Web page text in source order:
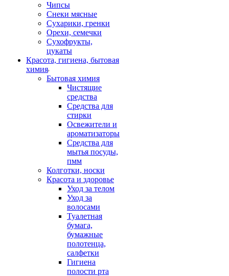
Чипсы
Снеки мясные
Сухарики, гренки
Орехи, семечки
Сухофрукты,
цукаты
Красота, гигиена, бытовая
химия
Бытовая химия
Чистящие
средства
Средства для
стирки
Освежители и
ароматизаторы
Средства для
мытья посуды,
пмм
Колготки, носки
Красота и здоровье
Уход за телом
Уход за
волосами
Туалетная
бумага,
бумажные
полотенца,
салфетки
Гигиена
полости рта